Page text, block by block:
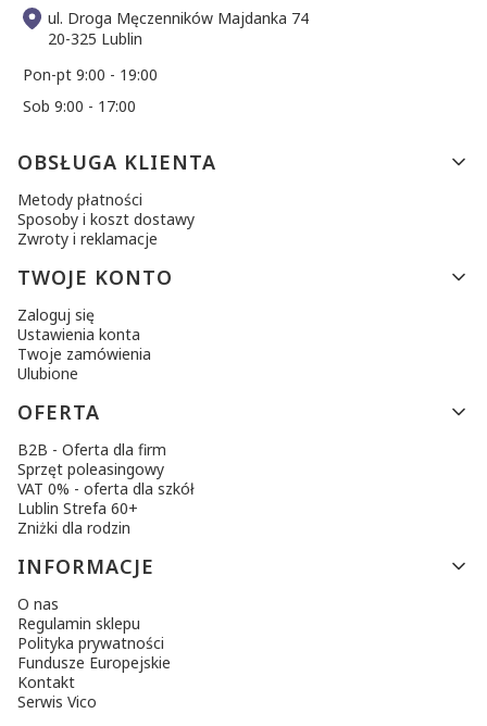
ul. Droga Męczenników Majdanka 74
20-325 Lublin
Pon-pt 9:00 - 19:00
Sob 9:00 - 17:00
Linki w stopce
OBSŁUGA KLIENTA
Metody płatności
Sposoby i koszt dostawy
Zwroty i reklamacje
TWOJE KONTO
Zaloguj się
Ustawienia konta
Twoje zamówienia
Ulubione
OFERTA
B2B - Oferta dla firm
Sprzęt poleasingowy
VAT 0% - oferta dla szkół
Lublin Strefa 60+
Zniżki dla rodzin
INFORMACJE
O nas
Regulamin sklepu
Polityka prywatności
Fundusze Europejskie
Kontakt
Serwis Vico